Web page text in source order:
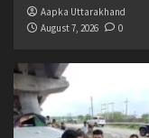
Aapka Uttarakhand
August 7, 2026
0